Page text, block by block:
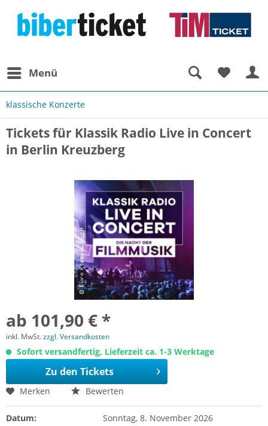
Menü
klassische Konzerte
Tickets für Klassik Radio Live in Concert
in Berlin Kreuzberg
ab 101,90 € *
inkl. MwSt.zzgl. Versandkosten
Sofort versandfertig, Lieferzeit ca. 1-3 Werktage
Zu den Tickets
Merken Bewerten
Datum:
Sonntag, 8. November 2026